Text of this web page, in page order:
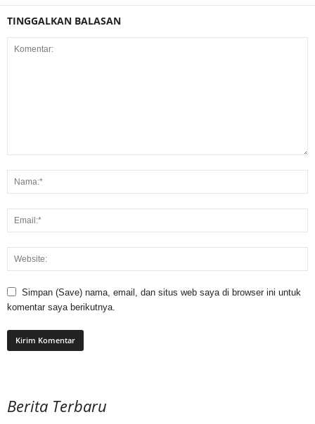
TINGGALKAN BALASAN
Simpan (Save) nama, email, dan situs web saya di browser ini untuk
komentar saya berikutnya.
Berita Terbaru